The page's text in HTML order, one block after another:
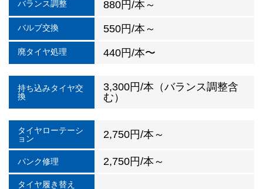
バランス調整 880円/本～
バルブ交換 550円/本～
廃タイヤ処理 440円/本〜
持ち込みタイヤ交
換
3,300円/本（バランス調整含
む）
タイヤローテーシ
ョン
2,750円/本～
パンク修理 2,750円/本～
タイヤ履き替え